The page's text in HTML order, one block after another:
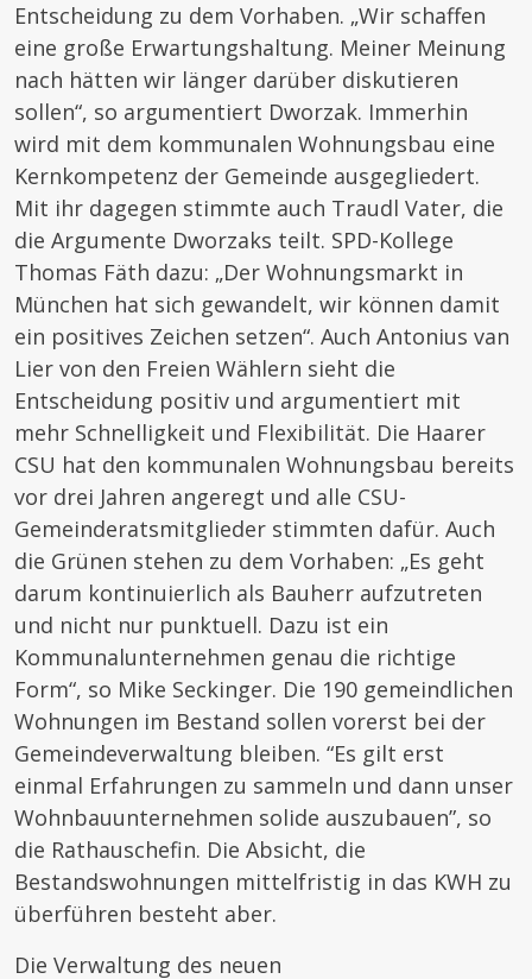
Entscheidung zu dem Vorhaben. „Wir schaffen
eine große Erwartungshaltung. Meiner Meinung
nach hätten wir länger darüber diskutieren
sollen“, so argumentiert Dworzak. Immerhin
wird mit dem kommunalen Wohnungsbau eine
Kernkompetenz der Gemeinde ausgegliedert.
Mit ihr dagegen stimmte auch Traudl Vater, die
die Argumente Dworzaks teilt. SPD-Kollege
Thomas Fäth dazu: „Der Wohnungsmarkt in
München hat sich gewandelt, wir können damit
ein positives Zeichen setzen“. Auch Antonius van
Lier von den Freien Wählern sieht die
Entscheidung positiv und argumentiert mit
mehr Schnelligkeit und Flexibilität. Die Haarer
CSU hat den kommunalen Wohnungsbau bereits
vor drei Jahren angeregt und alle CSU-
Gemeinderatsmitglieder stimmten dafür. Auch
die Grünen stehen zu dem Vorhaben: „Es geht
darum kontinuierlich als Bauherr aufzutreten
und nicht nur punktuell. Dazu ist ein
Kommunalunternehmen genau die richtige
Form“, so Mike Seckinger. Die 190 gemeindlichen
Wohnungen im Bestand sollen vorerst bei der
Gemeindeverwaltung bleiben. “Es gilt erst
einmal Erfahrungen zu sammeln und dann unser
Wohnbauunternehmen solide auszubauen”, so
die Rathauschefin. Die Absicht, die
Bestandswohnungen mittelfristig in das KWH zu
überführen besteht aber.
Die Verwaltung des neuen